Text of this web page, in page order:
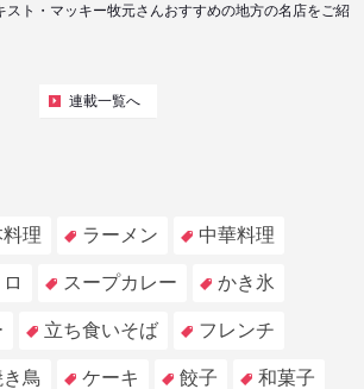
スト・マッキー牧元さんおすすめの地方の名店をご紹
連載一覧へ
料理 ラーメン 中華料理
スープカレー かき氷
立ち食いそば フレンチ
鳥 ケーキ 餃子 和菓子